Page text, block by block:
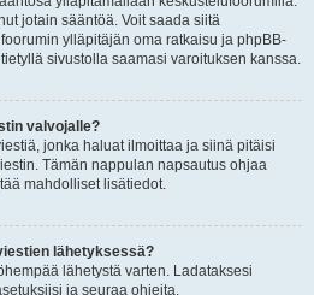
jotain sääntöä. Voit saada siitä
ylläpitäjän oma ratkaisu ja phpBB-
sivustolla saamasi varoituksen kanssa.
valvojalle?
jonka haluat ilmoittaa ja siinä pitäisi
Tämän nappulan napsautus ohjaa
mahdolliset lisätiedot.
lähetyksessä?
lähetystä varten. Ladataksesi
ja seuraa ohjeita.